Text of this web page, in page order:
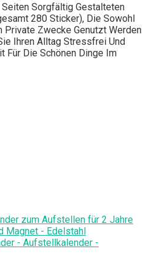
Sorgfältig Gestalteten
280 Sticker), Die Sowohl
Private Zwecke Genutzt Werden
Ihren Alltag Stressfrei Und
Für Die Schönen Dinge Im
zum Aufstellen für 2 Jahre
Magnet - Edelstahl
- Aufstellkalender -